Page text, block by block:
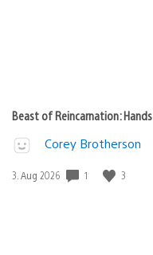
Beast of Reincarnation:
Corey Brotherson
Veröffentlichungsdatum:
3. Aug 2026 1 3